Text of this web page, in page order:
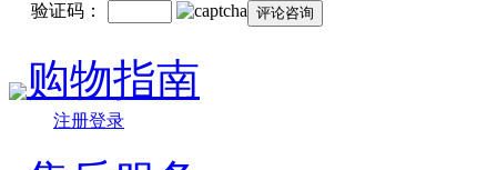
验证码：
购物指南
注册登录